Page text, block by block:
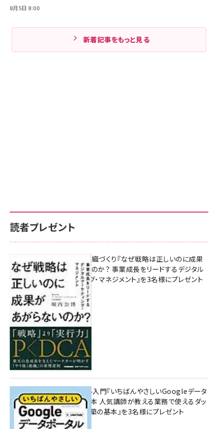
8月5日 8:00
新着記事をもっと見る
読者プレゼント
成果を生む組織づくり『なぜ戦略は正しいのに成果
があがらないのか？ 事業成長をリードするデジタル
マーケティング・マネジメント』を3名様にプレゼント
10:00
無料BIツール入門『いちばんやさしいGoogleデータ
ポータルの教本 人気講師が教える業務で使えるダッ
シュボード構築の基本』を3名様にプレゼント
7月31日 10:00